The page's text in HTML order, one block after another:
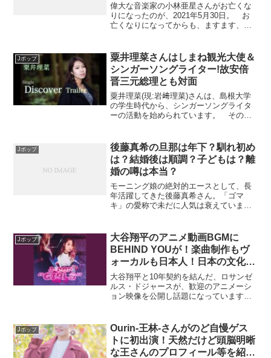
偉大な音楽家の小林亜星さんがお亡くな
りになったのが、2021年5月30日。 お
亡くなりになってからも、ますます、注
にすることがある、耳馴染みの良い、平
均６０秒以下で完結す...
Jポップ
粟井理菜さんはしまね観光大使＆
シンガーソングライター!故安倍
晋三元総理とも対面
粟井理菜(現:岩﨑理菜)さんは、島根大学
の学生時代から、シンガーソングライタ
ーの活動を始められています。 その
ーとしまね観光大使をされています。
Jポップ
後藤真希の旦那は年下？馴れ初め
は？結婚後は順調？子どもは？離
婚の噂は本当？
モーニング娘の絶対的エースとして、長
年活躍してきた後藤真希さん。「ゴマ
キ」の愛称で未だに人気は衰えていませ
られ、人気は衰えそうも有りません。そ
んな、ゴマキさんの旦那さ...
Jポップ
大谷翔平のアニメ動画BGMに
BEHIND YOUが！楽曲制作もヴ
ォーカルも日本人！日本の文化を
リスペクトしたドジャースの粋な
計らい！動画あり！
大谷翔平と10年契約を結んだ、ロサンゼ
ルス・ドジャースが、歓迎のアニメーシ
ョン映像を公開し話題になっています。
BGMに使われている音楽が話題になって
います。日本人の大谷...
Jポップ
Ourin-王林-さんがのど自慢ゲス
トに初出演！天然だけど頭脳明晰
な王さんのプロフィール等を紹